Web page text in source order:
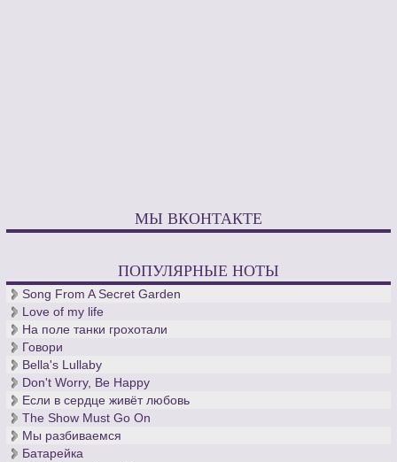
МЫ ВКОНТАКТЕ
ПОПУЛЯРНЫЕ НОТЫ
Song From A Secret Garden
Love of my life
На поле танки грохотали
Говори
Bella's Lullaby
Don't Worry, Be Happy
Если в сердце живёт любовь
The Show Must Go On
Мы разбиваемся
Батарейка